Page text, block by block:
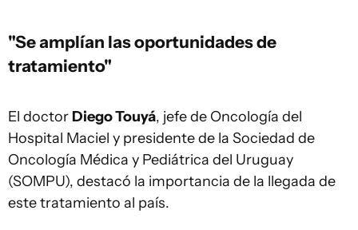
"Se amplían las oportunidades de
tratamiento"
El doctor Diego Touyá, jefe de Oncología del
Hospital Maciel y presidente de la Sociedad de
Oncología Médica y Pediátrica del Uruguay
(SOMPU), destacó la importancia de la llegada de
este tratamiento al país.